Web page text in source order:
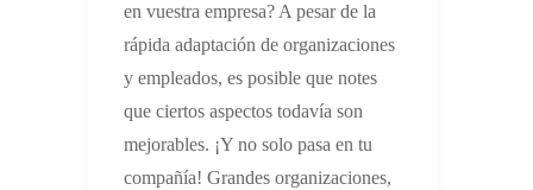
en vuestra empresa? A pesar de la
rápida adaptación de organizaciones
y empleados, es posible que notes
que ciertos aspectos todavía son
mejorables. ¡Y no solo pasa en tu
compañía! Grandes organizaciones,